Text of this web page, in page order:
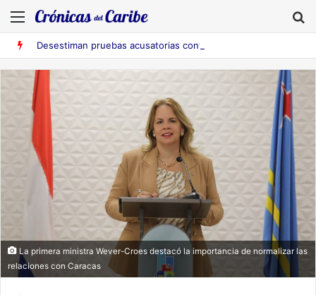
Menú
La primera ministra Wever-Croes destacó la importancia de normalizar las
relaciones con Caracas